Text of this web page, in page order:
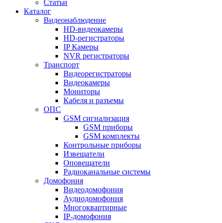
Статьи
Каталог
Видеонаблюдение
HD-видеокамеры
HD-регистраторы
IP Камеры
NVR регистраторы
Транспорт
Видеорегистраторы
Видеокамеры
Мониторы
Кабеля и разъемы
ОПС
GSM сигнализация
GSM приборы
GSM комплекты
Контрольные приборы
Извещатели
Оповещатели
Радиоканальные системы
Домофония
Видеодомофония
Аудиодомофония
Многоквартирные
IP-домофония